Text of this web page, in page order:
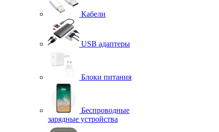
Кабели
USB адаптеры
Блоки питания
Беспроводные
зарядные устройства